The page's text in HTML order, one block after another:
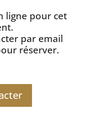
ligne pour cet
par email
réserver.